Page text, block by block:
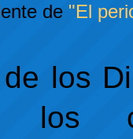
de "El
los
los